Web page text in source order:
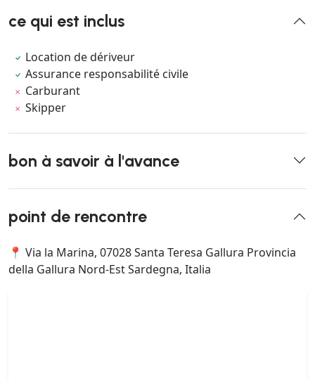
ce qui est inclus
Location de dériveur
Assurance responsabilité civile
Carburant
Skipper
bon à savoir à l'avance
point de rencontre
📍 Via la Marina, 07028 Santa Teresa Gallura Provincia
della Gallura Nord-Est Sardegna, Italia